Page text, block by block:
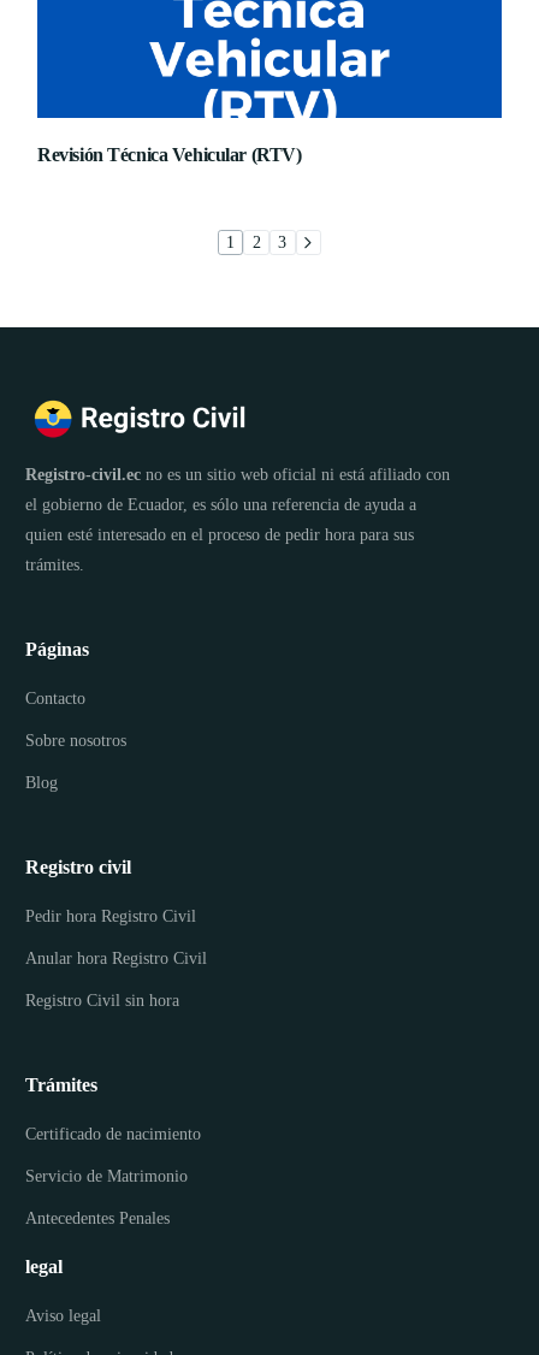
Revisión Técnica Vehicular (RTV)
1 2 3
Registro-civil.ec no es un sitio web oficial ni está afiliado con
el gobierno de Ecuador, es sólo una referencia de ayuda a
quien esté interesado en el proceso de pedir hora para sus
trámites.
Páginas
Contacto
Sobre nosotros
Blog
Registro civil
Pedir hora Registro Civil
Anular hora Registro Civil
Registro Civil sin hora
Trámites
Certificado de nacimiento
Servicio de Matrimonio
Antecedentes Penales
legal
Aviso legal